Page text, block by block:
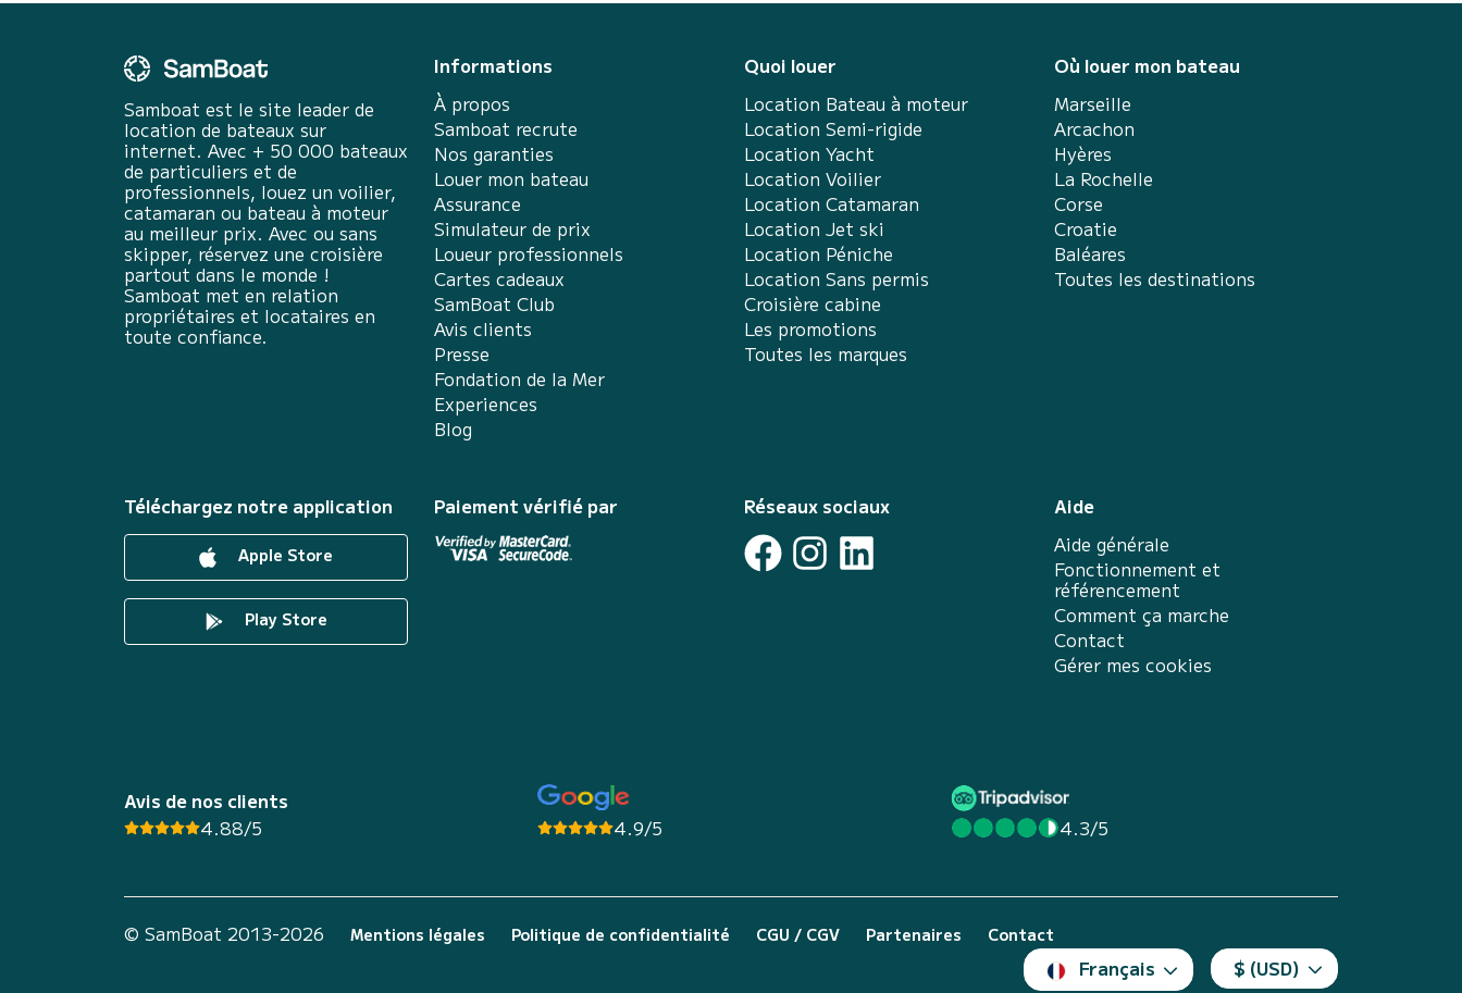
Samboat est le site leader de
location de bateaux sur
internet. Avec + 50 000 bateaux
de particuliers et de
professionnels, louez un voilier,
catamaran ou bateau à moteur
au meilleur prix. Avec ou sans
skipper, réservez une croisière
partout dans le monde !
Samboat met en relation
propriétaires et locataires en
toute confiance.
Informations
À propos
Samboat recrute
Nos garanties
Louer mon bateau
Assurance
Simulateur de prix
Loueur professionnels
Cartes cadeaux
SamBoat Club
Avis clients
Presse
Fondation de la Mer
Experiences
Blog
Quoi louer
Location Bateau à moteur
Location Semi-rigide
Location Yacht
Location Voilier
Location Catamaran
Location Jet ski
Location Péniche
Location Sans permis
Croisière cabine
Les promotions
Toutes les marques
Où louer mon bateau
Marseille
Arcachon
Hyères
La Rochelle
Corse
Croatie
Baléares
Toutes les destinations
Aide
Aide générale
Fonctionnement et
référencement
Comment ça marche
Contact
Gérer mes cookies
Téléchargez notre application
Apple Store
Play Store
Paiement vérifié par Réseaux sociaux
Avis de nos clients
4.88/5
4.9/5 4.3/5
Français $ (USD)
Mentions légales Politique de confidentialité CGU / CGV Partenaires Contact
© SamBoat 2013-2026